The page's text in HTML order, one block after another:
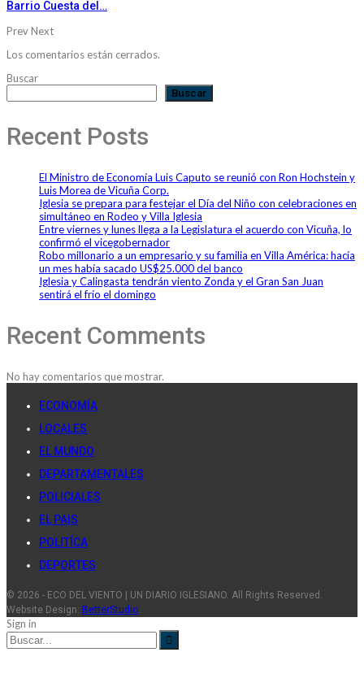
Barrio Cuesta del…
PrevNext
Los comentarios están cerrados.
Buscar
Buscar
Recent Posts
El Ministro de Economía Luis Caputo se reunió con Ron Hochstein y
Luis Morea de Vicuña Corp.
Iglesia se prepara para festejar el Día del Niño con celebraciones en
simultáneo en Rodeo y Villa Iglesia
Entre viernes y lunes llega a la Legislatura el acuerdo con Vicuña, lo
confirmó el vicegobernador
Robo millonario a un empresario y su familia en Villa América: hacía
un mes había sacado US$25.000 del banco
Iglesia y Calingasta tendrán viento Zonda y el Gran San Juan
sentirá el frío el domingo
Recent Comments
No hay comentarios que mostrar.
ECONOMÍA
LOCALES
EL MUNDO
DEPARTAMENTALES
POLICIALES
EL PAIS
POLITÍCA
DEPORTES
© 2026 - ECO DEL VIENTO | UN DIARIO IGLESIANO. All Rights Reserved.
Website Design: BetterStudio
Sign in